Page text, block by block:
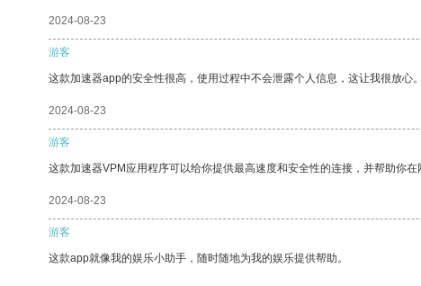
2024-08-23
游客
这款加速器app的安全性很高，使用过程中不会泄露个人信息，这让我很放心
2024-08-23
游客
这款加速器VPM应用程序可以给你提供最高速度和安全性的连接，并帮助你在
2024-08-23
游客
这款app就像我的娱乐小助手，随时随地为我的娱乐提供帮助。